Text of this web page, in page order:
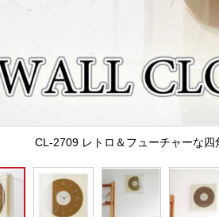
CL-2709 レトロ＆フューチャーな